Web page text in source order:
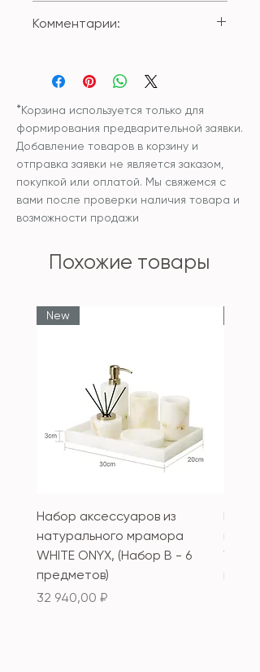
100% полиестер
помощи застежки-молнии.
внутренней подушки:
синтетический
гипоаллергенный
наполнитель
Уход: рекомендована сухая
чистка изделия или бережная
ручная стирка и сушка в
Комментарии:
с внутренней подушкой или без
внутренней подушки.
*Корзина используется только для
формирования предварительной заявки.
Добавление товаров в корзину и
отправка заявки не является заказом,
покупкой или оплатой. Мы свяжемся с
вами после проверки наличия товара и
возможности продажи
Похожие товары
New
Набор аксессуаров из
натурального мрамора
WHITE ONYX, (Набор B - 6
предметов)
Цена
32 940,00 ₽